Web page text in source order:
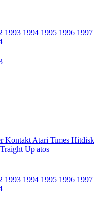
1993 1994 1995 1996 1997
Kontakt Atari Times Hitdisk
Up atos
1993 1994 1995 1996 1997